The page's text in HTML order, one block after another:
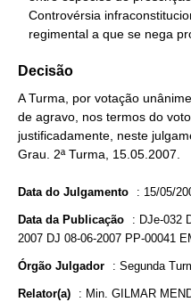
regimental a que se nega
Decisão
A Turma, por votação
de agravo, nos termos do
justificadamente, neste
Grau. 2ª Turma, 15.05.2007.
Data do Julgamento : 15/05/
Data da Publicação : DJe-032
2007 DJ 08-06-2007 PP-00041
Órgão Julgador : Segunda
Relator(a) : Min. GILMAR